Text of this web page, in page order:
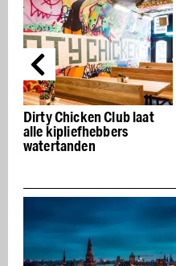
House of Noa:
Amsterdam’s nieuwste
culinaire nachtclub